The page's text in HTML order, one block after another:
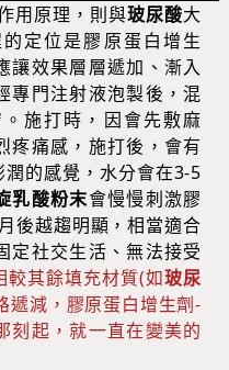
用原理，則與玻尿酸大
定位是膠原蛋白增生
讓效果層層遞加、漸入
專門注射液泡製後，混
施打時，因會先敷麻
疼痛感，施打後，會有
的感覺，水分會在3-5
乳酸粉末會慢慢刺激膠
後越趨明顯，相當適合
定社交生活、無法接受
較其餘填充材質(如玻尿
遞減，膠原蛋白增生劑-
刻起，就一直在變美的